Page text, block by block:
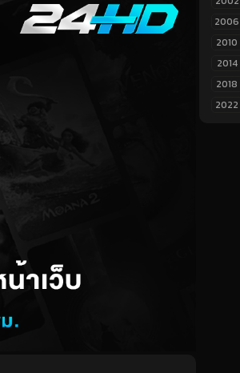
2006
2010
2014
2018
2022